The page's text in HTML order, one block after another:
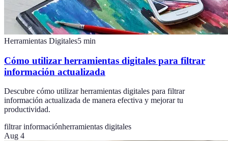
Herramientas Digitales5 min
Cómo utilizar herramientas digitales para filtrar
información actualizada
Descubre cómo utilizar herramientas digitales para filtrar
información actualizada de manera efectiva y mejorar tu
productividad.
filtrar informaciónherramientas digitales
Aug 4